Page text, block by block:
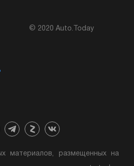
© 2020 Auto.Today
материалов, размещенных на